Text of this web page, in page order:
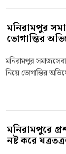
মনিরামপুর
ভোগান্তির
মনিরামপুর
নিয়ে ভোগান্তির
মনিরামপুরে
নষ্ট করে